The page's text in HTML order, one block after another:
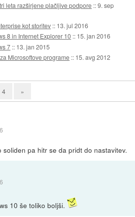
leta razširjene plačljive podpore ::9. sep
kot storitev :: 13. jul 2016
8 in Internet Explorer 10 :: 15. jan 2016
7 :: 13. jan 2015
Microsoftove programe :: 15. avg 2012
4 »
soliden pa hitr se da pridt do nastavitev.
10 še toliko boljši.